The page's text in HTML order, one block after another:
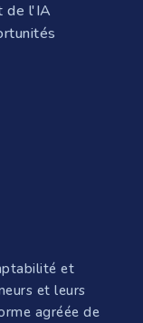
de l'IA
et
et leurs
agréée de